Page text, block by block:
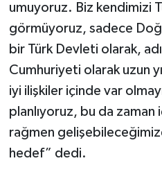
umuyoruz. Biz kendimizi
görmüyoruz, sadece
bir Türk Devleti olarak,
Cumhuriyeti olarak uzun
iyi ilişkiler içinde var
planlıyoruz, bu da
rağmen
hedef” dedi.